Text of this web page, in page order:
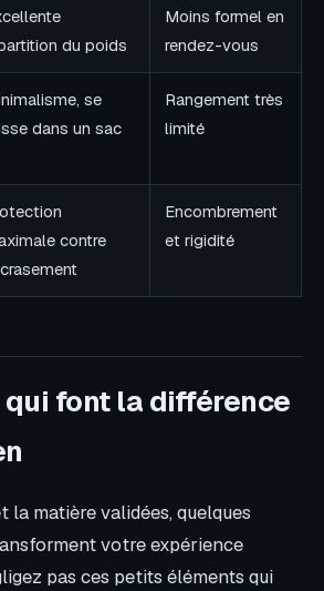
du poids
Moins formel en
rendez-vous
se
dans un sac
Rangement très
limité
contre
Encombrement
et rigidité
font la différence
la matière validées, quelques
votre expérience
pas ces petits éléments qui